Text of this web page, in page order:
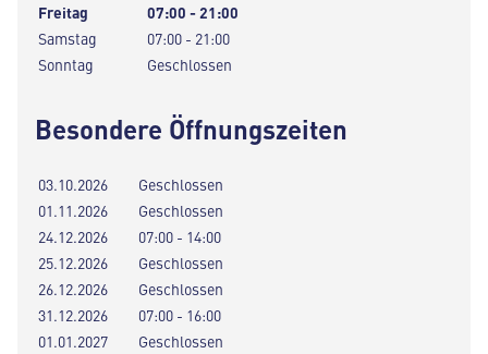
Freitag
07:00 - 21:00
Samstag
07:00 - 21:00
Sonntag
Geschlossen
Besondere Öffnungszeiten
03.10.2026
Geschlossen
01.11.2026
Geschlossen
24.12.2026
07:00 - 14:00
25.12.2026
Geschlossen
26.12.2026
Geschlossen
31.12.2026
07:00 - 16:00
01.01.2027
Geschlossen